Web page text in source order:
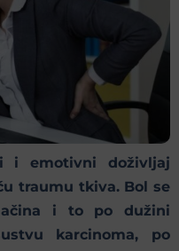
i emotivni doživljaj
traumu tkiva. Bol se
i to po dužini
karcinoma, po